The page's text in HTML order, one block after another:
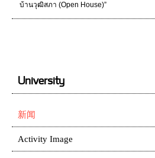
บ้านวุฒิสภา (Open House)”
University
新闻
Activity Image